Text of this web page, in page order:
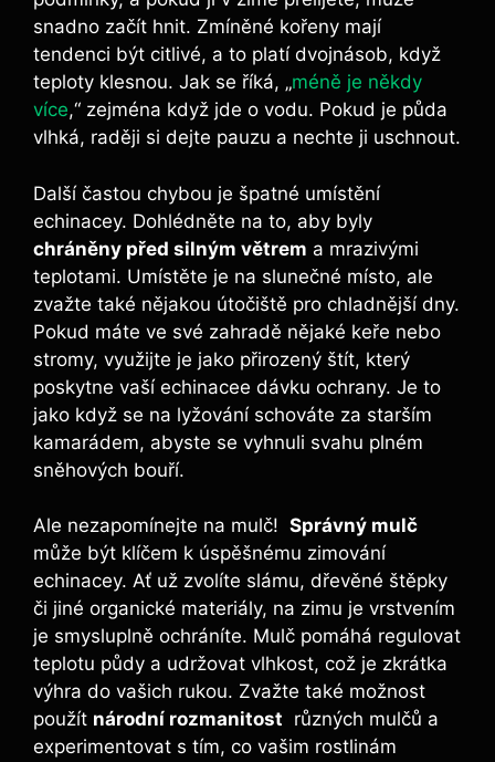
snadno začít ⁤hnit. Zmíněné kořeny mají⁤
tendenci být citlivé, ‌a⁣ to platí dvojnásob, když⁣
teploty klesnou.⁢ Jak se říká, „méně je‌ někdy
více,“ zejména ‍když⁤ jde ​o⁤ vodu. Pokud je půda
vlhká,⁣ raději ‌si ⁤dejte pauzu ‍a nechte ji uschnout.
Další‌ častou⁢ chybou⁤ je špatné umístění
echinacey. Dohlédněte na to, aby byly
chráněny ‍před silným ⁢větrem ​a mrazivými​
teplotami. Umístěte‍ je na slunečné místo, ​ale
zvažte také nějakou ⁣útočiště pro⁤ chladnější dny.‌
Pokud máte ve své‍ zahradě nějaké ⁣keře‌ nebo ​
stromy,⁤ využijte je jako přirozený štít, který
⁢poskytne vaší echinacee ‌dávku ochrany. Je to
⁣jako‌ když se na ⁢lyžování⁢ schováte‍ za starším
kamarádem, abyste se‍ vyhnuli svahu plném
sněhových bouří.
Ale nezapomínejte⁢ na mulč! ‌ Správný mulč
může být klíčem k úspěšnému ⁣zimování
‍echinacey. Ať už zvolíte slámu,⁣ dřevěné štěpky‍
či jiné organické materiály, na zimu⁤ je ⁣vrstvením
je smysluplně ochráníte. Mulč pomáhá regulovat
teplotu půdy a udržovat vlhkost, což je zkrátka​
výhra ⁢do vašich⁣ rukou. Zvažte také⁣ možnost
použít národní rozmanitost ​ různých mulčů a⁢
experimentovat s tím, ⁤co vašim rostlinám